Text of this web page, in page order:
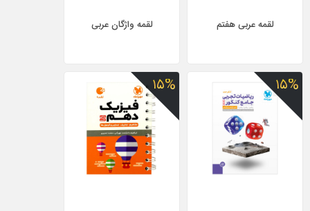
لقمه عربی هفتم لقمه واژگان عربی
۱۵% ۱۵%